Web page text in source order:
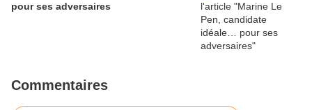
pour ses adversaires
Commentaires